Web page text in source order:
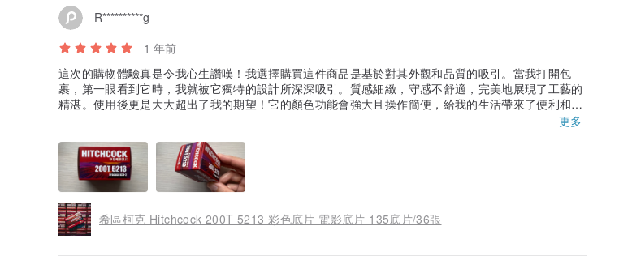
R**********g
1 年前
這次的購物體驗真是令我心生讚嘆！我選擇購買這件商品是基於對其外觀和品質的吸引。當我打開包
裹，第一眼看到它時，我就被它獨特的設計所深深吸引。質感細緻，守感不舒適，完美地展現了工藝的
精湛。使用後更是大大超出了我的期望！它的顏色功能會強大且操作簡便，給我的生活帶來了便利和樂
趣。不僅如此，商家的服務也十分出色，迅速處理了我的訂單，並確保了安全的運送。我對這次的購物
更多
希區柯克 Hitchcock 200T 5213 彩色底片 電影底片 135底片/36張